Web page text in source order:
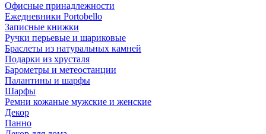
Офисные принадлежности
Ежедневники Portobello
Записные книжки
Ручки перьевые и шариковые
Браслеты из натуральных камней
Подарки из хрусталя
Барометры и метеостанции
Палантины и шарфы
Шарфы
Ремни кожаные мужские и женские
Декор
Панно